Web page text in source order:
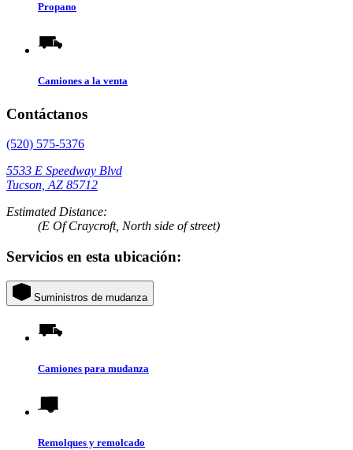
Propano
Camiones a la venta
Contáctanos
(520) 575-5376
5533 E Speedway Blvd
Tucson, AZ 85712
Estimated Distance:
(E Of Craycroft, North side of street)
Servicios en esta ubicación:
Suministros de mudanza
Camiones para mudanza
Remolques y remolcado